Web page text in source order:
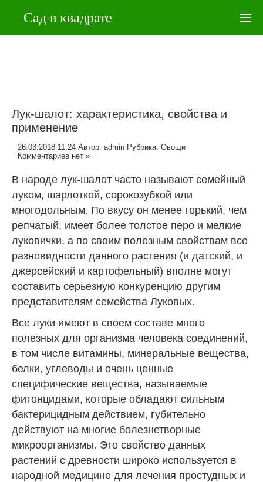
Лук-шалот: характеристика, свойства и
применение
26.03.2018 11:24 Автор: admin Рубрика: Овощи
Комментариев нет »
В народе лук-шалот часто называют семейный
луком, шарлоткой, сорокозубкой или
многодольным. По вкусу он менее горький, чем
репчатый, имеет более толстое перо и мелкие
луковички, а по своим полезным свойствам все
разновидности данного растения (и датский, и
джерсейский и картофельный) вполне могут
составить серьезную конкуренцию другим
представителям семейства Луковых.
Все луки имеют в своем составе много
полезных для организма человека соединений,
в том числе витамины, минеральные вещества,
белки, углеводы и очень ценные
специфические вещества, называемые
фитонцидами, которые обладают сильным
бактерицидным действием, губительно
действуют на многие болезнетворные
микроорганизмы. Это свойство данных
растений с древности широко используется в
народной медицине для лечения простудных и
Сад в квадрате